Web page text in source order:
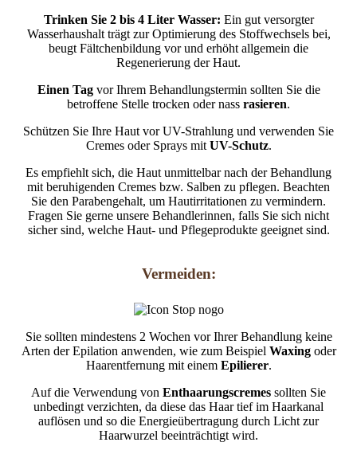
Trinken Sie 2 bis 4 Liter Wasser: Ein gut versorgter
Wasserhaushalt trägt zur Optimierung des Stoffwechsels bei,
beugt Fältchenbildung vor und erhöht allgemein die
Regenerierung der Haut.
Einen Tagvor Ihrem Behandlungstermin sollten Sie die
betroffene Stelle trocken oder nass rasieren.
Schützen Sie Ihre Haut vor UV-Strahlung und verwenden Sie
Cremes oder Sprays mit UV-Schutz.
Es empfiehlt sich, die Haut unmittelbar nach der Behandlung
mit beruhigenden Cremes bzw. Salben zu pflegen. Beachten
Sie den Parabengehalt, um Hautirritationen zu vermindern.
Fragen Sie gerne unsere Behandlerinnen, falls Sie sich nicht
sicher sind, welche Haut- und Pflegeprodukte geeignet sind.
Vermeiden:
Sie sollten mindestens 2 Wochen vor Ihrer Behandlung keine
Arten der Epilation anwenden, wie zum Beispiel Waxingoder
Haarentfernung mit einem Epilierer.
Auf die Verwendung von Enthaarungscremes sollten Sie
unbedingt verzichten, da diese das Haar tief im Haarkanal
auflösen und so die Energieübertragung durch Licht zur
Haarwurzel beeinträchtigt wird.